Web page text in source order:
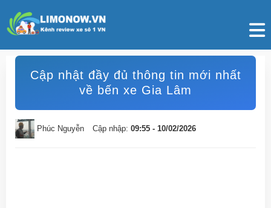
Cập nhật đầy đủ thông tin mới nhất
về bến xe Gia Lâm
Phúc Nguyễn Cập nhập: 09:55 - 10/02/2026